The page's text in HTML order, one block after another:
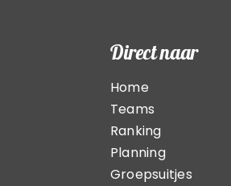
Direct naar
Home
Teams
Ranking
Planning
Groepsuitjes